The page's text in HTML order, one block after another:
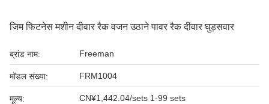
जिम फिटनेस मशीन दीवार रैक वजन उठाने पावर रैक दीवार घुड़सवार
ब्रांड नाम: Freeman
मॉडल संख्या: FRM1004
मूल्य: CN¥1,442.04/sets 1-99 sets